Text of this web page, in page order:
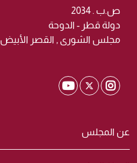
عن المجلس
ص.ب . 2034
دولة قطر - الدوحة
مجلس الشورى , القصر الأبيض
Shura Instagram
Shura Twitter
Shura Youtube